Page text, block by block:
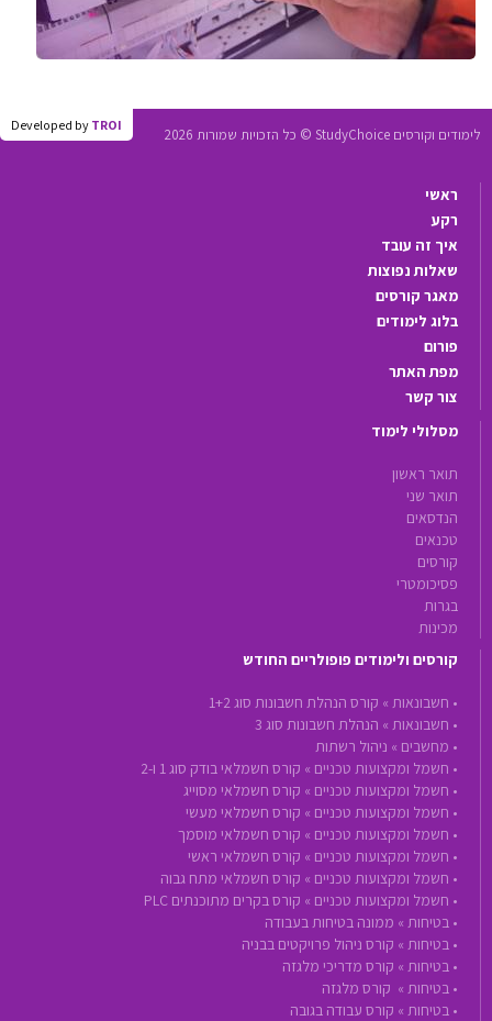
Developed by TROI
לימודים וקורסים StudyChoice © כל הזכויות שמורות 2026
ראשי
רקע
איך זה עובד
שאלות נפוצות
מאגר קורסים
בלוג לימודים
פורום
מפת האתר
צור קשר
מסלולי לימוד
תואר ראשון
תואר שני
הנדסאים
טכנאים
קורסים
פסיכומטרי
בגרות
מכינות
קורסים ולימודים פופולריים החודש
• חשבונאות » קורס הנהלת חשבונות סוג 1+2
• חשבונאות » הנהלת חשבונות סוג 3
• מחשבים » ניהול רשתות
• חשמל ומקצועות טכניים » קורס חשמלאי בודק סוג 1 ו-2
• חשמל ומקצועות טכניים » קורס חשמלאי מסוייג
• חשמל ומקצועות טכניים » קורס חשמלאי מעשי
• חשמל ומקצועות טכניים » קורס חשמלאי מוסמך
• חשמל ומקצועות טכניים » קורס חשמלאי ראשי
• חשמל ומקצועות טכניים » קורס חשמלאי מתח גבוה
• חשמל ומקצועות טכניים » קורס בקרים מתוכנתים PLC
• בטיחות » ממונה בטיחות בעבודה
• בטיחות » קורס ניהול פרויקטים בבניה
• בטיחות » קורס מדריכי מלגזה
• בטיחות » קורס מלגזה
• בטיחות » קורס עבודה בגובה